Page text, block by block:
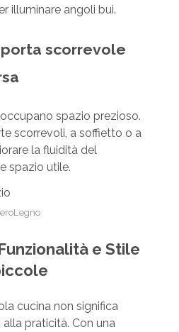
illuminare angoli bui.
scorrevole
spazio prezioso.
scorrevoli, a soffietto o a
la fluidità del
spazio utile.
e Stile
cucina non significa
praticità. Con una